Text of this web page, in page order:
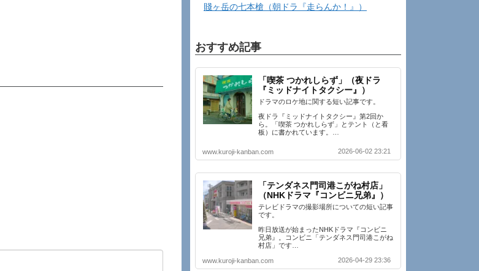
賤ヶ岳の七本槍（朝ドラ『走らんか！』）
おすすめ記事
「喫茶 つかれしらず」（夜ドラ
『ミッドナイトタクシー』）
ドラマのロケ地に関する短い記事です。
夜ドラ『ミッドナイトタクシー』第2回か
ら。「喫茶 つかれしらず」とテント（と看
板）に書かれています。…
www.kuroji-kanban.com 2026-06-02 23:21
「テンダネス門司港こがね村店」
（NHKドラマ『コンビニ兄弟』）
テレビドラマの撮影場所についての短い記事
です。
昨日放送が始まったNHKドラマ『コンビニ
兄弟』。コンビニ「テンダネス門司港こがね
村店」です…
www.kuroji-kanban.com 2026-04-29 23:36